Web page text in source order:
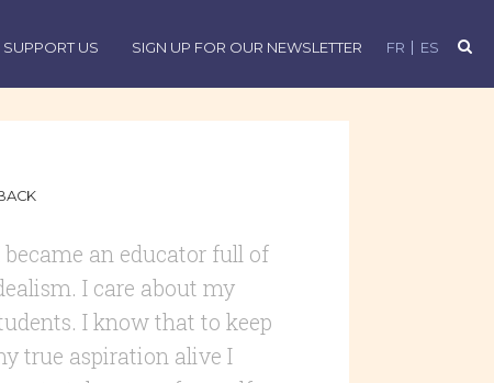
FR ES
SUPPORT US SIGN UP FOR OUR NEWSLETTER
became an educator full of
I care about my
I know that to keep
true aspiration alive I